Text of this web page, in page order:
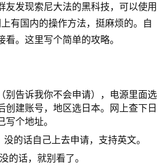
友发现索尼大法的黑科技，可以使用
有国内的操作方法，挺麻烦的。自
。这里写个简单的攻略。
别告诉我你不会申请），电源里面选
创建账号，地区选日本。网上查下日
个地址。
的话自己上去申请，支持英文。
的话，就别看了。